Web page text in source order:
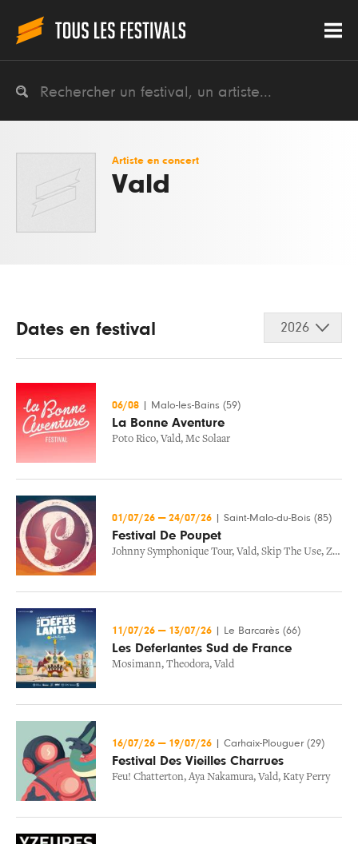
Artiste en concert
Vald
Dates en festival 2026
06/08 Malo-les-Bains (59)
La Bonne Aventure
Poto Rico, Vald, Mc Solaar
01/07/26 — 24/07/26 Saint-Malo-du-Bois (85)
Festival De Poupet
Johnny Symphonique Tour, Vald, Skip The Use, Zz Top
11/07/26 — 13/07/26 Le Barcarès (66)
Les Deferlantes Sud de France
Mosimann, Theodora, Vald
16/07/26 — 19/07/26 Carhaix-Plouguer (29)
Festival Des Vieilles Charrues
Feu! Chatterton, Aya Nakamura, Vald, Katy Perry